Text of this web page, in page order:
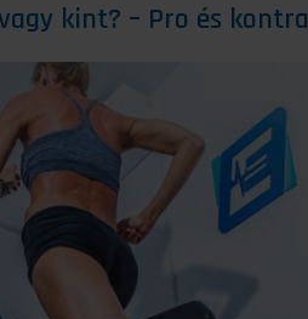
kint? – Pro és kontra